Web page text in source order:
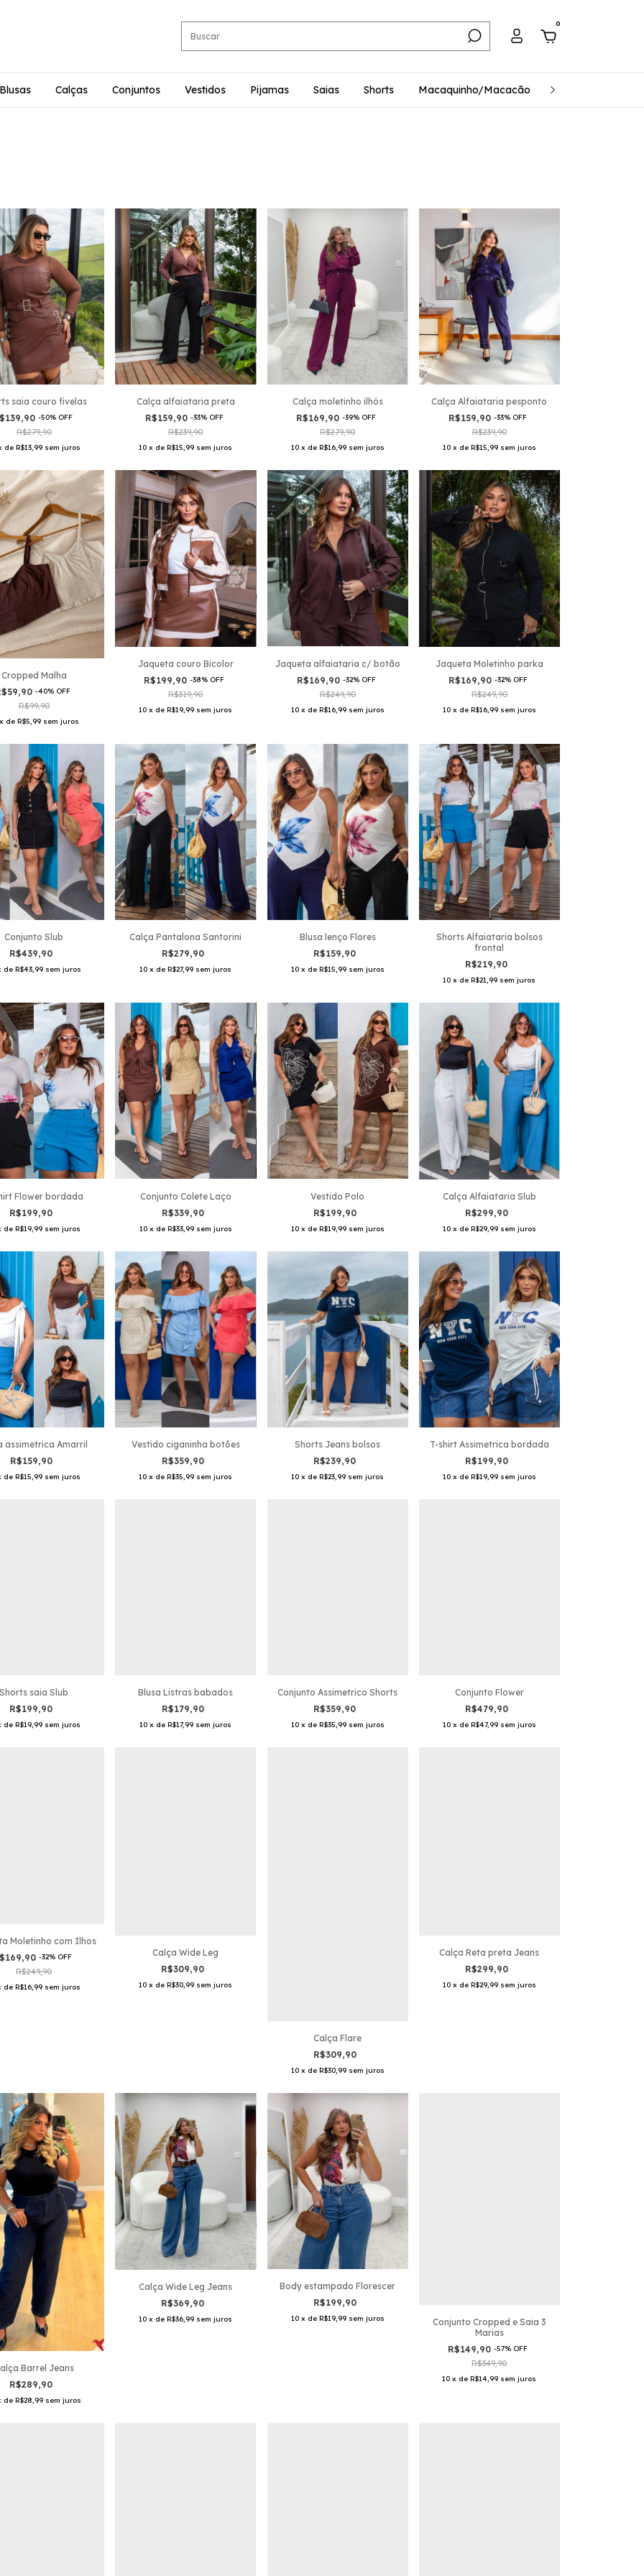
0
Blusas Calças Conjuntos Vestidos Pijamas Saias Shorts Macaquinho/Macacão
saia couro fivelas
-50% OFF
R$279,90
de R$13,99 sem juros
Calça alfaiataria preta
R$159,90 -33% OFF
R$239,90
10 x deR$15,99 sem juros
Calça moletinho ilhós
R$169,90-39% OFF
R$279,90
10 x de R$16,99 sem juros
Calça Alfaiataria pesponto
R$159,90-33% OFF
R$239,90
10 x de R$15,99 sem juros
Cropped Malha
-40% OFF
R$99,90
de R$5,99 sem juros
Jaqueta couro Bicolor
R$199,90-38% OFF
R$319,90
10 x deR$19,99 sem juros
Jaqueta alfaiataria c/ botão
R$169,90 -32% OFF
R$249,90
10 x de R$16,99 sem juros
Jaqueta Moletinho parka
R$169,90 -32% OFF
R$249,90
10 x de R$16,99 sem juros
Conjunto Slub
R$439,90
de R$43,99 sem juros
Calça Pantalona Santorini
R$279,90
10 x deR$27,99 sem juros
Blusa lenço Flores
R$159,90
10 x de R$15,99 sem juros
Shorts Alfaiataria bolsos
frontal
R$219,90
10 x deR$21,99 sem juros
Flower bordada
R$199,90
deR$19,99 sem juros
Conjunto Colete Laço
R$339,90
10 x de R$33,99 sem juros
Vestido Polo
R$199,90
10 x de R$19,99 sem juros
Calça Alfaiataria Slub
R$299,90
10 x de R$29,99 sem juros
assimetrica Amarril
R$159,90
deR$15,99 sem juros
Vestido ciganinha botões
R$359,90
10 x deR$35,99 sem juros
Shorts Jeans bolsos
R$239,90
10 x deR$23,99 sem juros
T-shirt Assimetrica bordada
R$199,90
10 x de R$19,99 sem juros
Shorts saia Slub
R$199,90
deR$19,99 sem juros
Blusa Listras babados
R$179,90
10 x deR$17,99 sem juros
Conjunto Assimetrico Shorts
R$359,90
10 x de R$35,99 sem juros
Conjunto Flower
R$479,90
10 x de R$47,99 sem juros
Moletinho com Ilhos
-32% OFF
R$249,90
deR$16,99 sem juros
Calça Wide Leg
R$309,90
10 x deR$30,99 sem juros
Calça Flare
R$309,90
10 x de R$30,99 sem juros
Calça Reta preta Jeans
R$299,90
10 x de R$29,99 sem juros
Barrel Jeans
R$289,90
de R$28,99 sem juros
Calça Wide Leg Jeans
R$369,90
10 x deR$36,99 sem juros
Body estampado Florescer
R$199,90
10 x de R$19,99 sem juros
Conjunto Cropped e Saia 3
Marias
R$149,90-57% OFF
R$349,90
10 x deR$14,99 sem juros